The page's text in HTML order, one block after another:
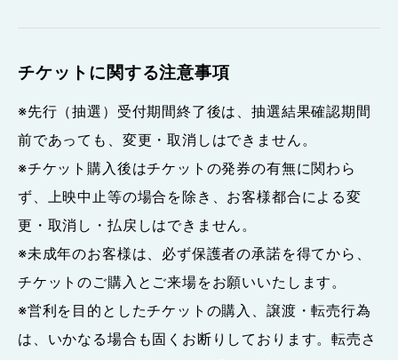
チケットに関する注意事項
※先行（抽選）受付期間終了後は、抽選結果確認期間
前であっても、変更・取消しはできません。
※チケット購入後はチケットの発券の有無に関わら
ず、上映中止等の場合を除き、お客様都合による変
更・取消し・払戻しはできません。
※未成年のお客様は、必ず保護者の承諾を得てから、
チケットのご購入とご来場をお願いいたします。
※営利を目的としたチケットの購入、譲渡・転売行為
は、いかなる場合も固くお断りしております。転売さ